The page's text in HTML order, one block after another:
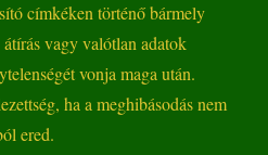
címkéken történő bármely
vagy valótlan adatok
vonja maga után.
ha a meghibásodás nem
ered.